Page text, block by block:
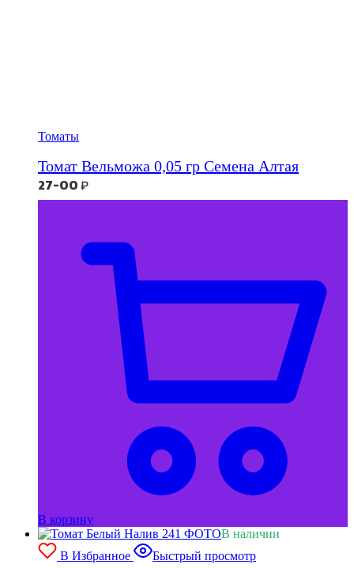
Томаты
Томат Вельможа 0,05 гр Семена Алтая
27-00₽
В корзину
В наличии
В Избранное
Быстрый просмотр